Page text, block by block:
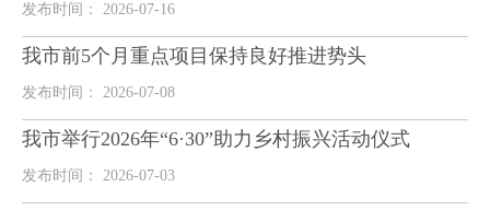
发布时间： 2026-07-16
我市前5个月重点项目保持良好推进势头
发布时间： 2026-07-08
我市举行2026年“6·30”助力乡村振兴活动仪式
发布时间： 2026-07-03